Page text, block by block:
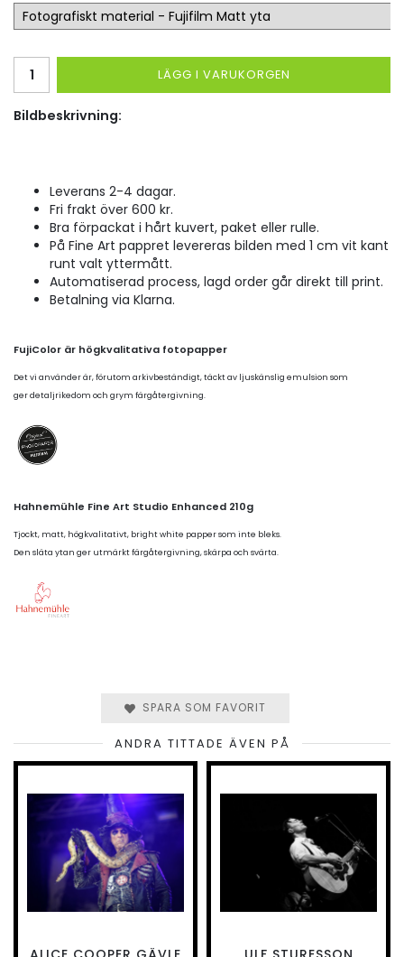
LÄGG I VARUKORGEN
Bildbeskrivning:
Leverans 2-4 dagar.
Fri frakt över 600 kr.
Bra förpackat i hårt kuvert, paket eller rulle.
På Fine Art pappret levereras bilden med 1 cm vit kant
runt valt yttermått.
Automatiserad process, lagd order går direkt till print.
Betalning via Klarna.
FujiColor är högkvalitativa fotopapper
Det vi använder är, förutom arkivbeständigt, täckt av ljuskänslig emulsion som
ger detaljrikedom och grym färgåtergivning.
Hahnemühle Fine Art Studio Enhanced 210g
Tjockt, matt, högkvalitativt, bright white papper som inte bleks.
Den släta ytan ger utmärkt färgåtergivning, skärpa och svärta.
SPARA SOM FAVORIT
ANDRA TITTADE ÄVEN PÅ